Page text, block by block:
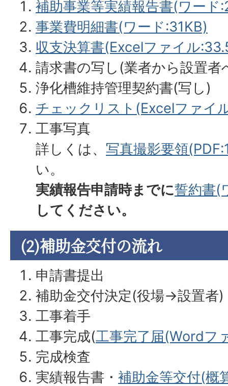
補助事業等実績報告書(ワード
事業費明細書(ワード:31KB)
収支決算書(Excelファイル
請求書の写し(業者から設置者
浄化槽維持管理契約書(写し)
チェックリスト(Excelファイ
工事写真
詳しくは、 写真撮影要領
い。
実績報告申請時までに誓約書(
してください。
(2)補助金交付の流れ
申請書提出
補助金交付決定(役場→設置者)
工事着手
工事完成(工事完了届(Wordフ
完成検査
実績報告書・ 補助金等交付(概